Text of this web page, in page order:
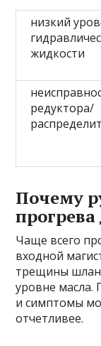
низкий
жидкости
редуктора/
Почему
прогрева
Чаще всего
входной
трещины
уровне масла.
и симптомы
отчетливее.